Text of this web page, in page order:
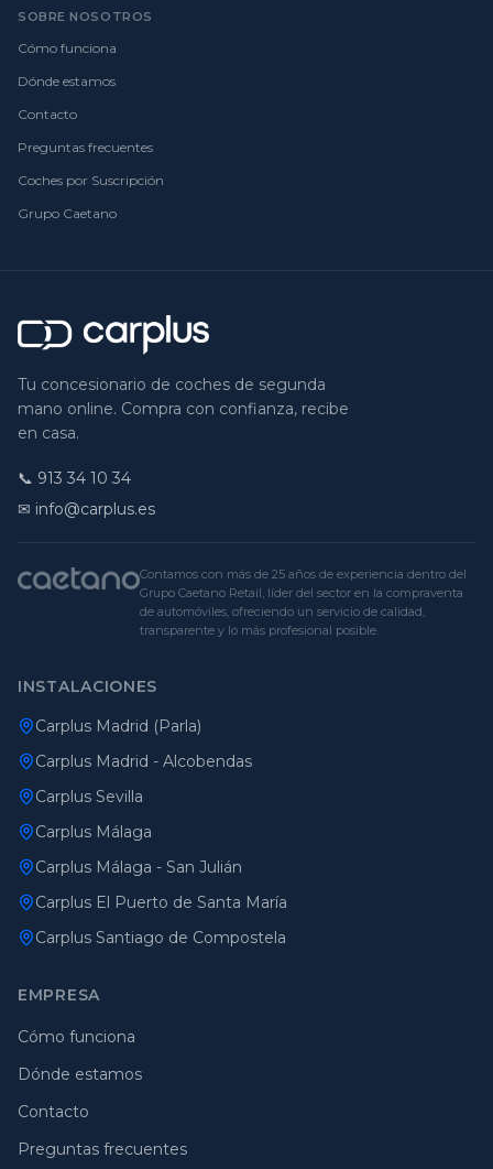
SOBRE NOSOTROS
Cómo funciona
Dónde estamos
Contacto
Preguntas frecuentes
Coches por Suscripción
Grupo Caetano
Tu concesionario de coches de segunda
mano online. Compra con confianza, recibe
en casa.
📞 913 34 10 34
✉ info@carplus.es
Contamos con más de 25 años de experiencia dentro del
Grupo Caetano Retail, líder del sector en la compraventa
de automóviles, ofreciendo un servicio de calidad,
transparente y lo más profesional posible.
INSTALACIONES
Carplus Madrid (Parla)
Carplus Madrid - Alcobendas
Carplus Sevilla
Carplus Málaga
Carplus Málaga - San Julián
Carplus El Puerto de Santa María
Carplus Santiago de Compostela
EMPRESA
Cómo funciona
Dónde estamos
Contacto
Preguntas frecuentes